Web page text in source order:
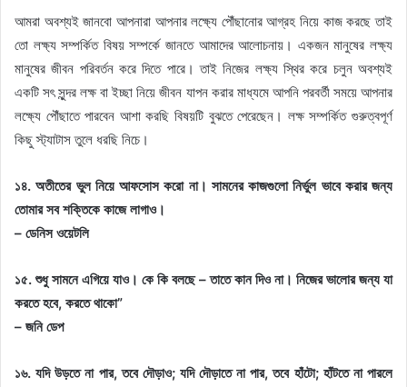
আমরা অবশ্যই জানবো আপনারা আপনার লক্ষ্যে পৌঁছানোর আগ্রহ নিয়ে কাজ করছে তাই
তো লক্ষ্য সম্পর্কিত বিষয় সম্পর্কে জানতে আমাদের আলোচনায়। একজন মানুষের লক্ষ্য
মানুষের জীবন পরিবর্তন করে দিতে পারে। তাই নিজের লক্ষ্য স্থির করে চলুন অবশ্যই
একটি সৎ সুন্দর লক্ষ বা ইচ্ছা নিয়ে জীবন যাপন করার মাধ্যমে আপনি পরবর্তী সময়ে আপনার
লক্ষ্যে পৌঁছাতে পারবেন আশা করছি বিষয়টি বুঝতে পেরেছেন। লক্ষ সম্পর্কিত গুরুত্বপূর্ণ
কিছু স্ট্যাটাস তুলে ধরছি নিচে।
১৪. অতীতের ভুল নিয়ে আফসোস করো না। সামনের কাজগুলো নির্ভুল ভাবে করার জন্য
তোমার সব শক্তিকে কাজে লাগাও।
– ডেনিস ওয়েটলি
১৫. শুধু সামনে এগিয়ে যাও। কে কি বলছে – তাতে কান দিও না। নিজের ভালোর জন্য যা
করতে হবে, করতে থাকো”
– জনি ডেপ
১৬. যদি উড়তে না পার, তবে দৌড়াও; যদি দৌড়াতে না পার, তবে হাঁটো; হাঁটতে না পারলে